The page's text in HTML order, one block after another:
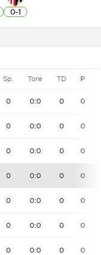
0-1
Sp. Tore TD P
0 0:0 0 0
0 0:0 0 0
0 0:0 0 0
0 0:0 0 0
0 0:0 0 0
0 0:0 0 0
0 0:0 0 0